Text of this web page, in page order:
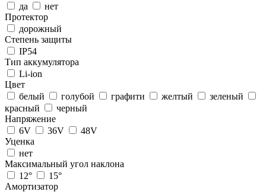
да
нет
Протектор
дорожный
Степень защиты
IP54
Тип аккумулятора
Li-ion
Цвет
белый
голубой графити желтый
зеленый
красный
черный
Напряжение
6V
36V
48V
Уценка
нет
Максимальный угол наклона
12°
15°
Амортизатор